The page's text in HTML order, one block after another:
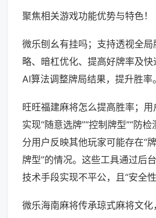
聚焦相关游戏功能优势与特色！
微乐刨幺有挂吗；支持透视全
略、暗杠优化、提高好牌率及
AI算法调整牌局结果，提升胜率。
旺旺福建麻将怎么提高胜率；
实现“随意选牌”“控制牌型”“防
分用户反映其他玩家可能存在“
牌型”的情况。这些工具通过后
技术手段实现不平公，且“安全性
微乐海南麻将传承琼式麻将文